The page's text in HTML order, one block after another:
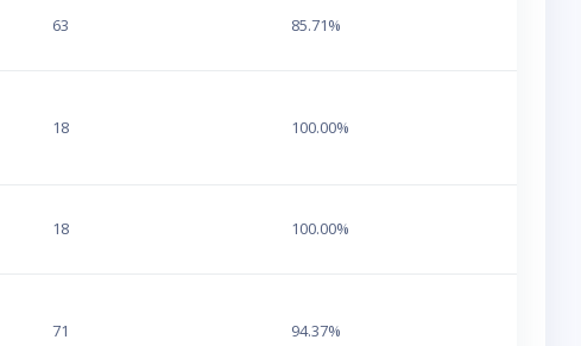
63 85.71%
18 100.00%
18 100.00%
71 94.37%